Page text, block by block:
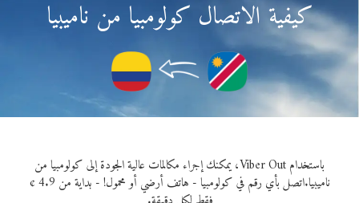
كيفية الاتصال كولومبيا من ناميبيا
باستخدام Viber Out، يمكنك إجراء مكالمات عالية الجودة إلى كولومبيا من
ناميبيا.
اتصل بأي رقم في كولومبيا - هاتف أرضي أو محمول! - بداية من 4.9 ¢